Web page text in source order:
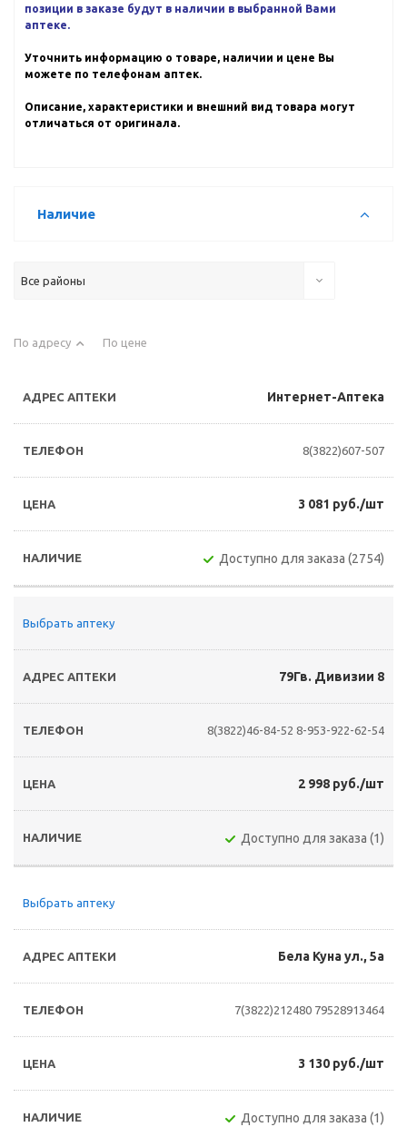
позиции в заказе будут в наличии в выбранной Вами
аптеке.
Уточнить информацию о товаре, наличии и цене Вы
можете по телефонам аптек.
Описание, характеристики и внешний вид товара могут
отличаться от оригинала.
Наличие
Все районы
По адресу По цене
Интернет-Аптека
8(3822)607-507
3 081 руб./шт
Доступно для заказа (2754)
Выбрать аптеку
79Гв. Дивизии 8
8(3822)46-84-52 8-953-922-62-54
2 998 руб./шт
Доступно для заказа (1)
Выбрать аптеку
Бела Куна ул., 5а
7(3822)212480 79528913464
3 130 руб./шт
Доступно для заказа (1)